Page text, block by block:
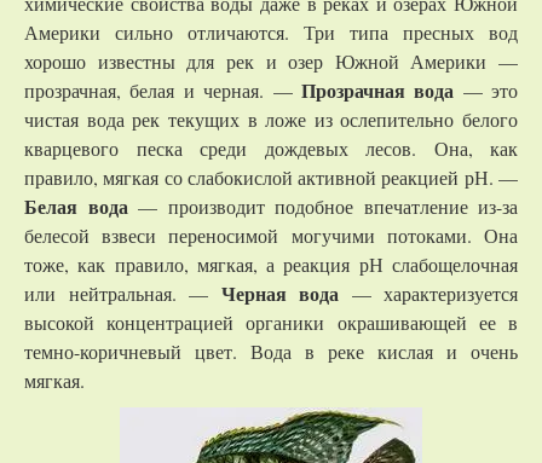
Америки сильно отличаются. Три типа пресных вод
хорошо известны для рек и озер Южной Америки —
прозрачная, белая и черная. — Прозрачная вода — это
чистая вода рек текущих в ложе из ослепительно белого
кварцевого песка среди дождевых лесов. Она, как
правило, мягкая со слабокислой активной реакцией рН. —
Белая вода — производит подобное впечатление из-за
белесой взвеси переносимой могучими потоками. Она
тоже, как правило, мягкая, а реакция рН слабощелочная
или нейтральная. — Черная вода — характеризуется
высокой концентрацией органики окрашивающей ее в
темно-коричневый цвет. Вода в реке кислая и очень
мягкая.